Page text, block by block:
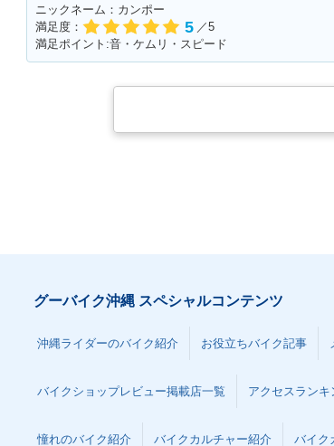
ニックネーム：カンポー
満足度：
5 ／5
満足ポイント:音・ケムリ・スピード
グーバイク沖縄 スペシャルコンテンツ
沖縄ライダーのバイク紹介 お役立ちバイク記事
バイクショップレビュー掲載店一覧 アクセスランキ
憧れのバイク紹介 バイクカルチャー紹介 バイク